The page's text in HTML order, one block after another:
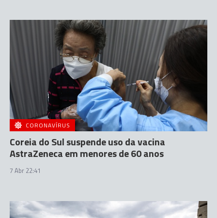
CORONAVÍRUS
Coreia do Sul suspende uso da vacina
AstraZeneca em menores de 60 anos
7 Abr 22:41